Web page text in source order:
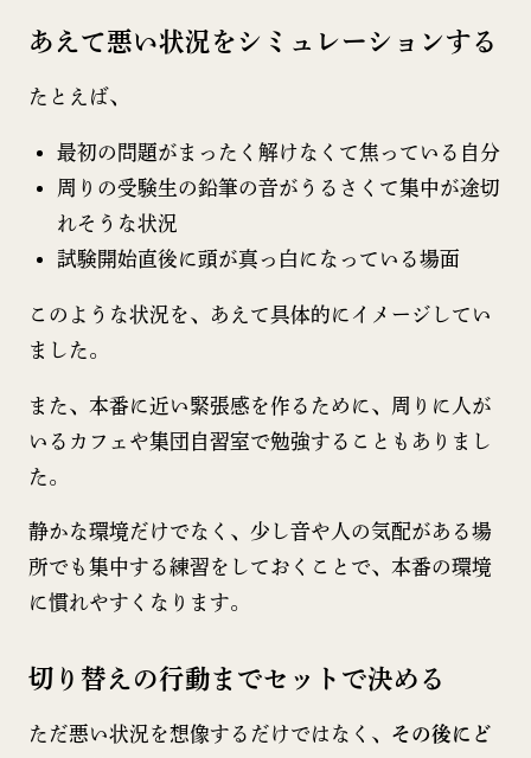
あえて悪い状況をシミュレーションする
たとえば、
最初の問題がまったく解けなくて焦っている自分
周りの受験生の鉛筆の音がうるさくて集中が途切
れそうな状況
試験開始直後に頭が真っ白になっている場面
このような状況を、あえて具体的にイメージしてい
ました。
また、本番に近い緊張感を作るために、周りに人が
いるカフェや集団自習室で勉強することもありまし
た。
静かな環境だけでなく、少し音や人の気配がある場
所でも集中する練習をしておくことで、本番の環境
に慣れやすくなります。
切り替えの行動までセットで決める
ただ悪い状況を想像するだけではなく、 その後にど